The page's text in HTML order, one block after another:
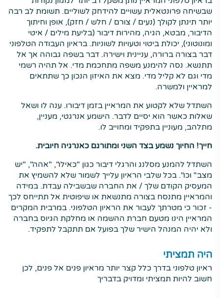
שבשיחה פרונטאלית עשויים להידחק לשוליים. תשומת לב רבה
יותר תינתן לקולך (נעים / צורם / חלש / חזק), אופן וחיתוך
הדיבור, מבטא, הגיה, מהירות דיבור (בליעת מילים / איטי
ומונוטוני), יכולת ביטוי וטעויות לשוניות. בראיון העבודה הטלפוני
דבר בצורה ברורה, עניינית וישירה. דבר בשפה גבוהה אך אל
תתנשא. נסה להימנע משפה מתחכמת מדי. אל תהיה רשמי
מדי וגם לא קליל מדי. מצא את האיזון הנכון כך שתתאים
למראיין ולמשרה.
השתדל שלא לקטוע את המראיין בזמן דיבורו. ענה לו ושאל
שאלות כאשר הוא יסיים לדבר. הישמע אנרגטי, מעניין,
מתלהב, מעוניין בתפקיד ומחוייב לו.
חייך! החיוך נשמע בצד השני ומתורגם כאנרגיה חיובית.
השתדל להמנע מסלנג והרגלי דיבור כגון "כאילו", "אהה", "יש
מצב" וכו". בכל שלבי הראיון עלייך לשמור שלא להשמיץ את
המעסיק הקודם שלך / את החברה שבשבילה עבדת. במידה
והמראיין מתנסח בצורה מתנשאת או שיפוטית אל תתייחס לכך
- זכור כי מטרתך לעבור את הראיון הטלפוני. במרבית המקרים
המראיין הינו מטעם חברת ההשמה או מחלקת הגיוס בחברה
ולא יהיה המנהל הישיר שלך בפועל אם תתקבל לתפקיד.
היה תמציתי
ראיון טלפוני בדרך כלל קצר יותר מראיון פנים אל פנים, לכן
חשוב להיות תמציתי ומדויק בדבריך